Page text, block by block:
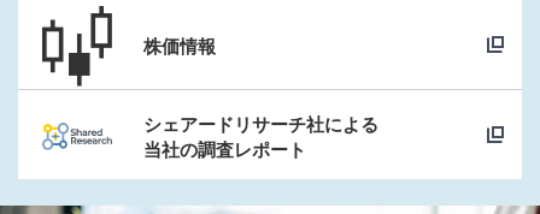
株価情報
シェアードリサーチ社による
当社の調査レポート